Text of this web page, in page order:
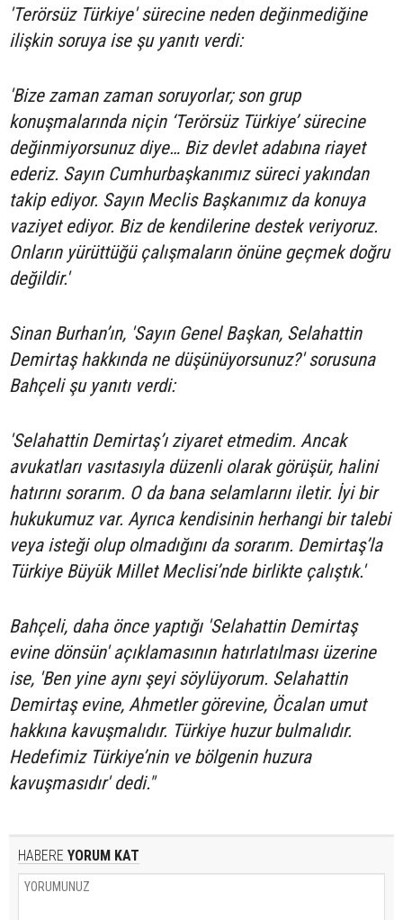
'Terörsüz Türkiye' sürecine neden değinmediğine
ilişkin soruya ise şu yanıtı verdi:
'Bize zaman zaman soruyorlar; son grup
konuşmalarında niçin ‘Terörsüz Türkiye’ sürecine
değinmiyorsunuz diye… Biz devlet adabına riayet
ederiz. Sayın Cumhurbaşkanımız süreci yakından
takip ediyor. Sayın Meclis Başkanımız da konuya
vaziyet ediyor. Biz de kendilerine destek veriyoruz.
Onların yürüttüğü çalışmaların önüne geçmek doğru
değildir.'
Sinan Burhan’ın, 'Sayın Genel Başkan, Selahattin
Demirtaş hakkında ne düşünüyorsunuz?' sorusuna
Bahçeli şu yanıtı verdi:
'Selahattin Demirtaş’ı ziyaret etmedim. Ancak
avukatları vasıtasıyla düzenli olarak görüşür, halini
hatırını sorarım. O da bana selamlarını iletir. İyi bir
hukukumuz var. Ayrıca kendisinin herhangi bir talebi
veya isteği olup olmadığını da sorarım. Demirtaş’la
Türkiye Büyük Millet Meclisi’nde birlikte çalıştık.'
Bahçeli, daha önce yaptığı 'Selahattin Demirtaş
evine dönsün' açıklamasının hatırlatılması üzerine
ise, 'Ben yine aynı şeyi söylüyorum. Selahattin
Demirtaş evine, Ahmetler görevine, Öcalan umut
hakkına kavuşmalıdır. Türkiye huzur bulmalıdır.
Hedefimiz Türkiye’nin ve bölgenin huzura
kavuşmasıdır' dedi."
HABERE YORUM KAT